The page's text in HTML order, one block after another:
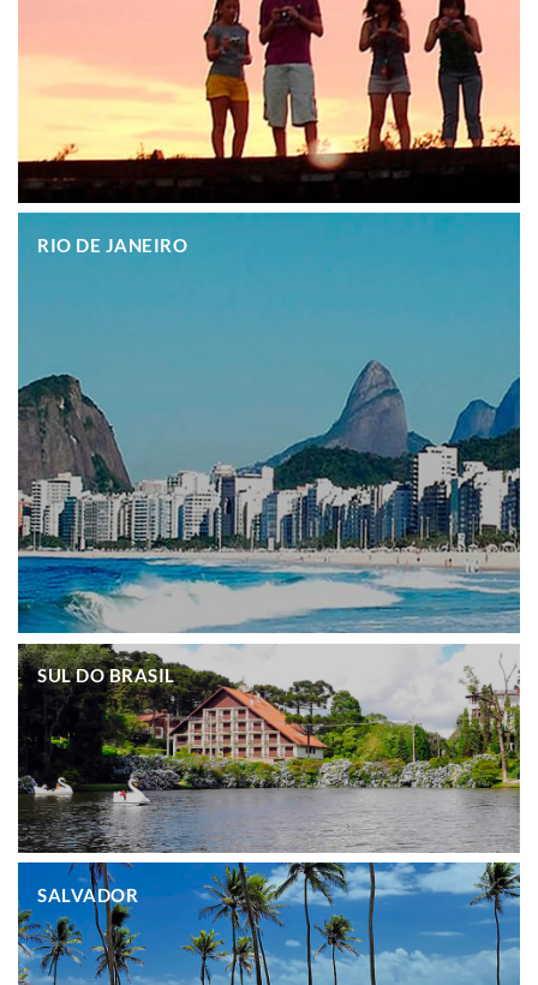
RIO DE JANEIRO
.
SUL DO BRASIL
SALVADOR